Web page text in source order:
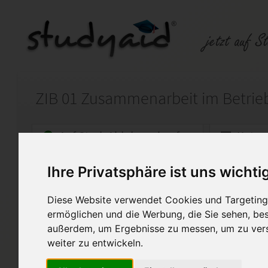
Ihre Privatsphäre ist uns
Diese Website verwendet Cookies und
ermöglichen und die Werbung, die Sie sehen,
außerdem, um Ergebnisse zu messen, um zu
weiter zu entwickeln.
ZIB 01 Zusammenarbeit im
Auf StudyAid.de verkaufen
Startseite Wirtschaft
Betriebswirtschaftliches
Hier biete ich die ausführliche
ZIB01 für den geprüften